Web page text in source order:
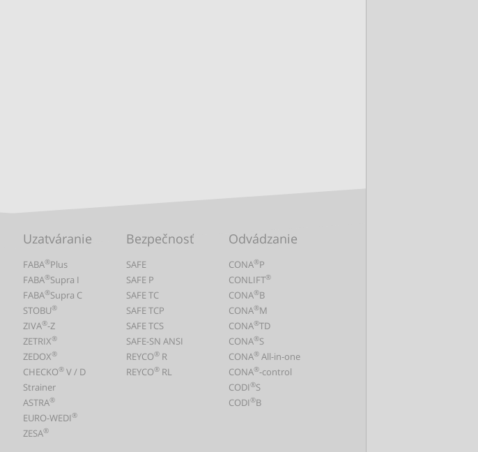
Uzatváranie
FABA®Plus
FABA®Supra I
FABA®Supra C
STOBU®
ZIVA®-Z
ZETRIX®
ZEDOX®
CHECKO®V / D
Strainer
ASTRA®
EURO-WEDI®
ZESA®
Bezpečnosť
SAFE
SAFE P
SAFE TC
SAFE TCP
SAFE TCS
SAFE-SN ANSI
REYCO®R
REYCO®RL
Odvádzanie
CONA®P
CONLIFT®
CONA®B
CONA®M
CONA®TD
CONA®S
CONA® All-in-one
CONA®-control
CODI®S
CODI®B